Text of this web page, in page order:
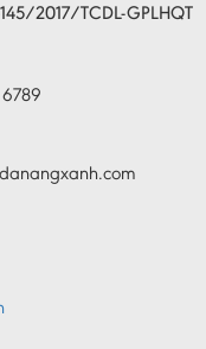
2017/TCDL-GPLHQT